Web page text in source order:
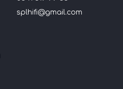
splhifi@gmail.com